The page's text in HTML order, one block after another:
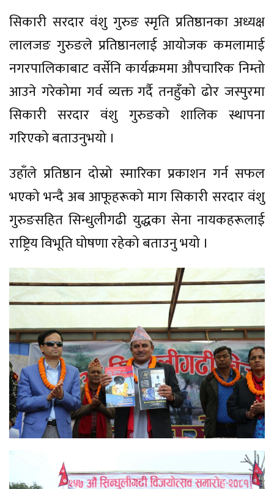
सिकारी सरदार वंशु गुरुङ स्मृति प्रतिष्ठानका अध्यक्ष
लालजङ गुरुङले प्रतिष्ठानलाई आयोजक कमलामाई
नगरपालिकाबाट वर्सेनि कार्यक्रममा औपचारिक निम्तो
आउने गरेकोमा गर्व व्यक्त गर्दै तनहुँको ढोर जस्पुरमा
सिकारी सरदार वंशु गुरुङको शालिक स्थापना
गरिएको बताउनुभयो ।
उहाँले प्रतिष्ठान दोस्रो स्मारिका प्रकाशन गर्न सफल
भएको भन्दै अब आफूहरूको माग सिकारी सरदार वंशु
गुरुङसहित सिन्धुलीगढी युद्धका सेना नायकहरूलाई
राष्ट्रिय विभूति घोषणा रहेको बताउनु भयो ।